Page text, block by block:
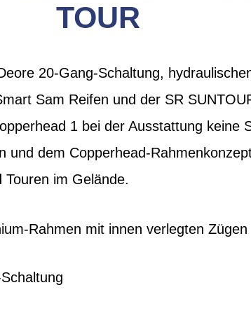
TOUR
20-Gang-Schaltung,
Sam Reifen und der SR
1 bei der Ausstattung keine
und dem Copperhead-
im Gelände.
Rahmen mit innen verlegten Zügen